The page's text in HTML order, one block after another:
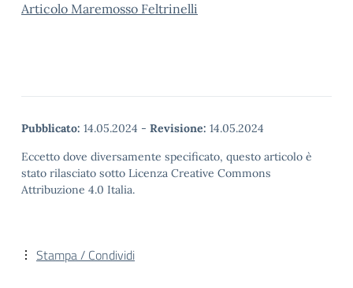
Articolo Maremosso Feltrinelli
Pubblicato: 14.05.2024 - Revisione: 14.05.2024
Eccetto dove diversamente specificato, questo articolo è
stato rilasciato sotto Licenza Creative Commons
Attribuzione 4.0 Italia.
Stampa / Condividi